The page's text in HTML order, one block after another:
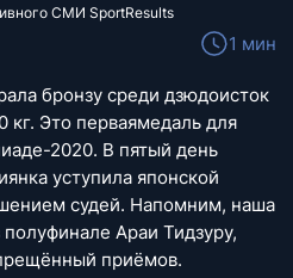
СМИ SportResults
1 мин
бронзу среди дзюдоисток
кг. Это перваямедаль для
2020. В пятый день
уступила японской
судей. Напомним, наша
Араи Тидзуру,
приёмов.